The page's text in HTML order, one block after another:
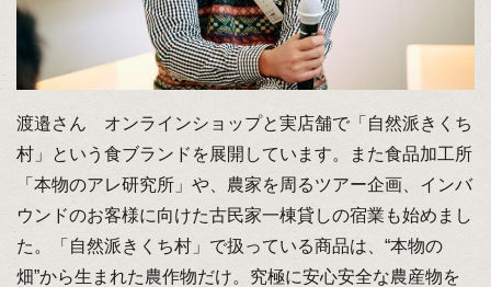
渡邉さん オンラインショップと実店舗で「自然派きくち
村」という食ブランドを展開しています。また食品加工所
「本物のアレ研究所」や、農家を周るツアー企画、インバ
ウンドのお客様に向けた古民家一棟貸しの宿業も始めまし
た。「自然派きくち村」で扱っている商品は、“本物の
畑”から生まれた農作物だけ。究極に安心安全な農産物を